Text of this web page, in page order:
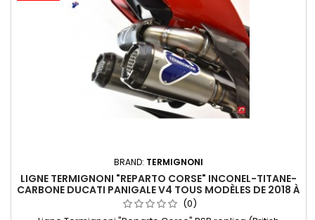
BRAND: TERMIGNONI
LIGNE TERMIGNONI "REPARTO CORSE" INCONEL-TITANE-
CARBONE DUCATI PANIGALE V4 TOUS MODÈLES DE 2018 À
2022
(0)